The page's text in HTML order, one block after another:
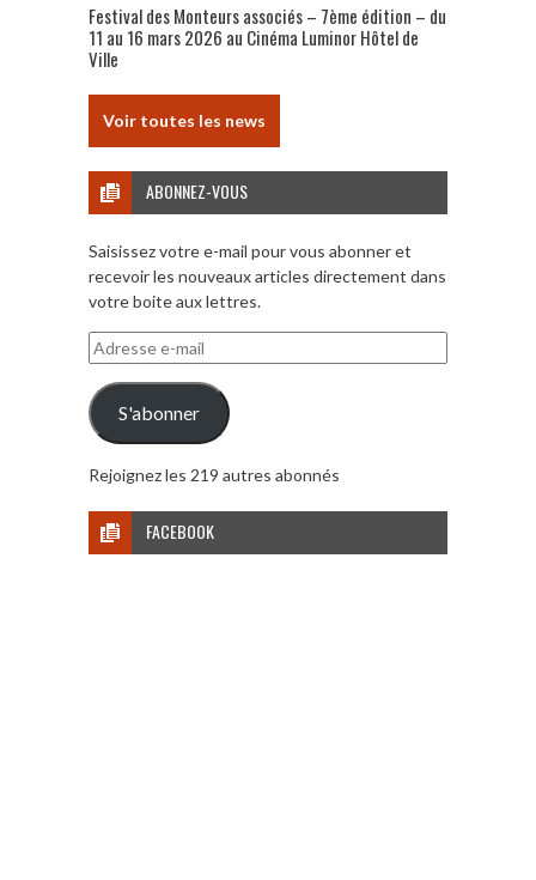
Festival des Monteurs associés – 7ème édition – du
11 au 16 mars 2026 au Cinéma Luminor Hôtel de
Ville
Voir toutes les news
ABONNEZ-VOUS
Saisissez votre e-mail pour vous abonner et
recevoir les nouveaux articles directement dans
votre boite aux lettres.
Adresse
e-
mail
S'abonner
Rejoignez les 219 autres abonnés
FACEBOOK